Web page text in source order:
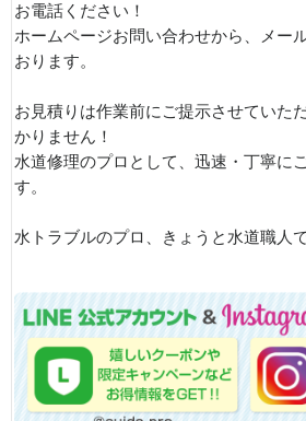
お電話ください！
ホームページお問い合わせから、メー
おります。
お見積りは作業前にご提示させていた
かりません！
水道修理のプロとして、迅速・丁寧に
す。
水トラブルのプロ、きょうと水道職人